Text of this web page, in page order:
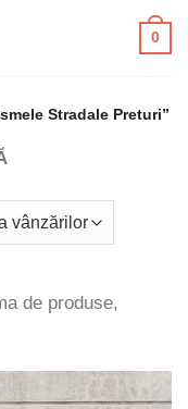
0
Stradale Preturi”
de produse,